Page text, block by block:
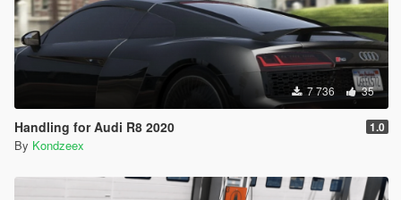
7 736 35
Handling for Audi R8 2020 1.0
By Kondzeex